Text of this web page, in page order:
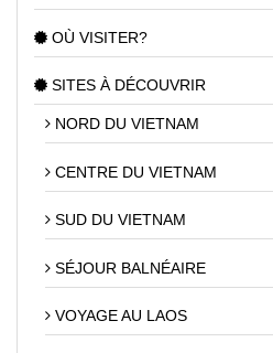
OÙ VISITER?
SITES À DÉCOUVRIR
NORD DU VIETNAM
CENTRE DU VIETNAM
SUD DU VIETNAM
SÉJOUR BALNÉAIRE
VOYAGE AU LAOS